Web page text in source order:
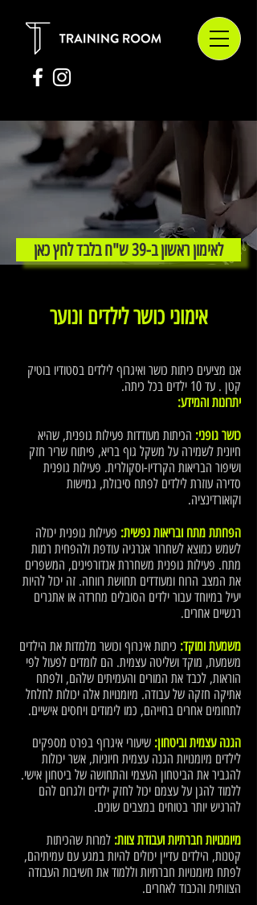
לאימון ראשון ב-39 ש"ח בלבד לחץ כאן
אימוני כושר לילדים ונוער
אנו מציעים כיתות כושר ואיגרוף לילדים בסטודיו בוטיק
קטן . עד 10 ילדים בכל כיתה.
יתרונות והמידע:
כושר גופני: הכיתות מעודדות פעילות גופנית, שהיא
חיונית לשמירה על משקל גוף בריא, פיתוח שריר חזק
ושיפור הבריאות הקרדיו-וסקולרית. פעילות גופנית
סדירה עוזרת לילדים לפתח סיבולת, גמישות
וקואורדינציה.
הפחתת מתח ובריאות נפשית: פעילות גופנית יכולה
לשמש כמוצא לשחרור אנרגיה עודפת ולהפחית רמות
מתח. פעילות גופנית משחררת אנדורפינים, המשפרים
את המצב הרוח ומעודדים תחושת רווחה. זה יכול להיות
יעיל במיוחד עבור ילדים הסובלים מחרדה או אתגרים
רגשיים אחרים.
משמעת ומוקד: כיתות איגרוף וכושר מלמדות את הילדים
משמעת, מוקד ושליטה עצמית. הם לומדים לפעול לפי
הוראות, לכבד את המורים והעמיתים שלהם, ולפתח
אתיקה חזקה של עבודה. מיומנויות אלה יכולות לחלחל
לתחומים אחרים בחייהם, כמו לימודים ויחסים אישיים.
הגנה עצמית וביטחון: שיעורי איגרוף בפרט מספקים
לילדים מיומנויות הגנה עצמית חיוניות, אשר יכולות
להגביר את הביטחון העצמי והתחושה של ביטחון אישי.
ללמוד להגן על עצמם יכול לחזק ילדים ולגרום להם
להרגיש יותר בטוחים במצבים שונים.
מיומנויות חברתיות ועבודת צוות: למרות שהכיתות
קטנות, הילדים עדיין יכולים להיות במגע עם עמיתיהם,
לפתח מיומנויות חברתיות וללמוד את חשיבות העבודה
הצוותית והכבוד לאחרים.